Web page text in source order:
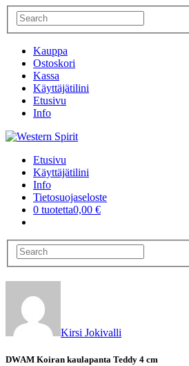
Kauppa
Ostoskori
Kassa
Käyttäjätilini
Etusivu
Info
Etusivu
Käyttäjätilini
Info
Tietosuojaseloste
0 tuotetta0,00 €
Kirsi Jokivalli
DWAM Koiran kaulapanta Teddy 4 cm